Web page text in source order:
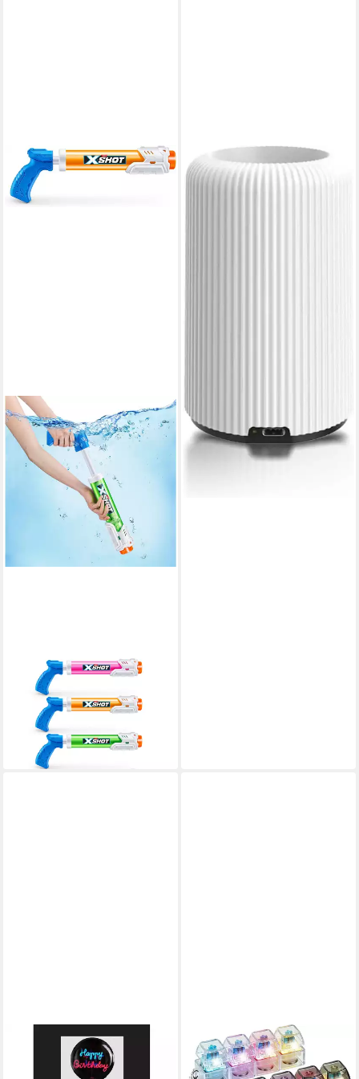
Spiel ZURU XSHOT Small
Tube Soaker Wasserpistole
380 ml
5,89 €
lieferbar - in 3-4 Werktagen bei dir
FITZ ART & LIGHT GMBH & CO.
KG